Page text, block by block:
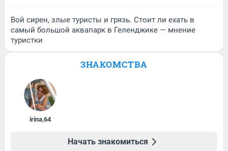
Вой сирен, злые туристы и грязь. Стоит ли ехать в
самый большой аквапарк в Геленджике — мнение
туристки
ЗНАКОМСТВА
irina,64
Начать знакомиться